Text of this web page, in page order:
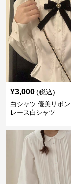
¥3,000 (税込)
白シャツ 優美リボ
レース白シャツ